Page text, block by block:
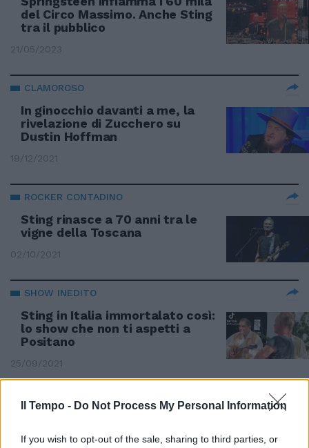
Il Tempo - Do Not Process My Personal Information
If you wish to opt-out of the sale, sharing to third parties, or
del Circo Massimo. Anche Sting
tra il pubblico
21/05/2023
CLAMOROSO
In ginocchio davanti a me, la
rivelazione di Zucchero su
Dustin Hoffman
19/12/2021
ROCKER CONTADINO
Sting rinasce a 70 anni tra le
vigne della Toscana
02/10/2021
SHOW INEDITO
Sting in Italia immortalato così:
lo show che non ti aspetti a
Positano
25/09/2021
ATTACCO FRONTALE
Zucchero si sfoga sul Covid